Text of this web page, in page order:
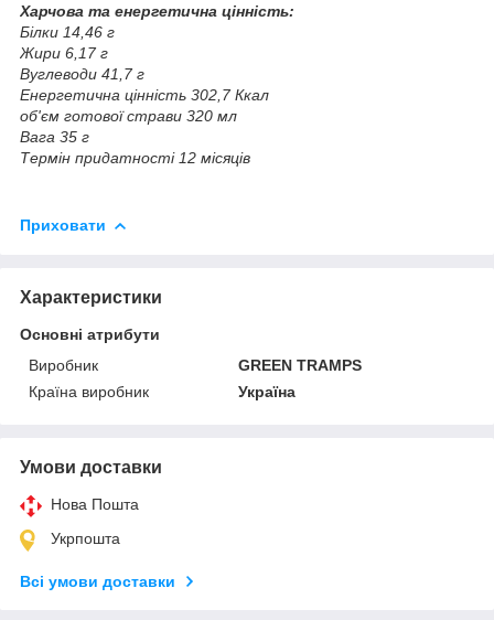
Харчова та енергетична цінність:
Білки 14,46 г
Жири 6,17 г
Вуглеводи 41,7 г
Енергетична цінність 302,7 Ккал
об'єм готової страви 320 мл
Вага 35 г
Термін придатності 12 місяців
Приховати
Характеристики
Основні атрибути
Виробник
GREEN TRAMPS
Країна виробник
Україна
Умови доставки
Нова Пошта
Укрпошта
Всі умови доставки